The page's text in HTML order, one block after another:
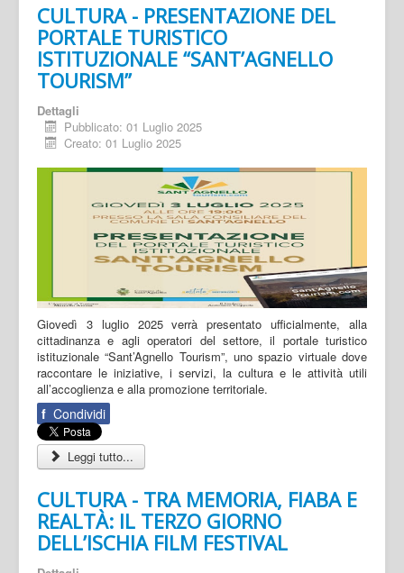
CULTURA - PRESENTAZIONE DEL
PORTALE TURISTICO
ISTITUZIONALE “SANT’AGNELLO
TOURISM”
Dettagli
Pubblicato: 01 Luglio 2025
Creato: 01 Luglio 2025
Giovedì 3 luglio 2025 verrà presentato ufficialmente, alla
cittadinanza e agli operatori del settore, il portale turistico
istituzionale “Sant’Agnello Tourism”, uno spazio virtuale dove
raccontare le iniziative, i servizi, la cultura e le attività utili
all’accoglienza e alla promozione territoriale.
f Condividi
Leggi tutto...
CULTURA - TRA MEMORIA, FIABA E
REALTÀ: IL TERZO GIORNO
DELL’ISCHIA FILM FESTIVAL